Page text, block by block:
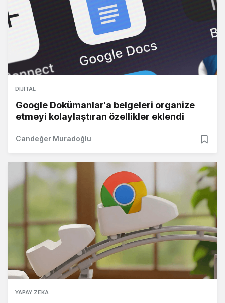
DIJITAL
Google Dokümanlar'a belgeleri organize
etmeyi kolaylaştıran özellikler eklendi
Candeğer Muradoğlu
YAPAY ZEKA